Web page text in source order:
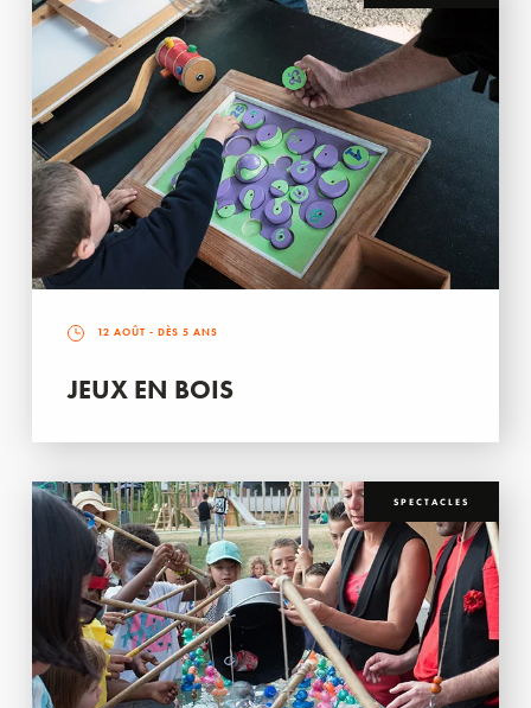
12 AOÛT - DÈS 5 ANS
JEUX EN BOIS
SPECTACLES